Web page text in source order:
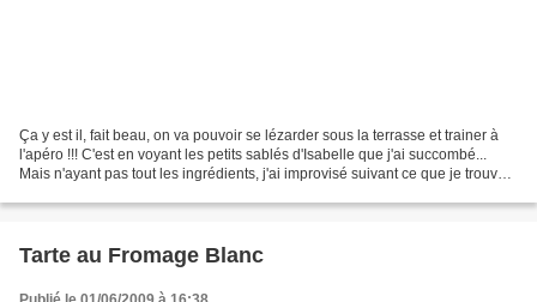
Ça y est il, fait beau, on va pouvoir se lézarder sous la terrasse et trainer à
l'apéro !!! C'est en voyant les petits sablés d'Isabelle que j'ai succombé...
Mais n'ayant pas tout les ingrédients, j'ai improvisé suivant ce que je trouvais
Tarte au Fromage Blanc